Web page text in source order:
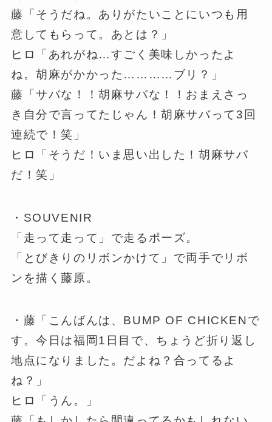
藤「そうだね。ありがたいことにいつも用
意してもらって。あとは？」
ヒロ「あれがね…すごく美味しかったよ
ね。胡麻がかかった…………ブリ？」
藤「サバな！！胡麻サバな！！おまえさっ
き自分で言ってたじゃん！胡麻サバって3回
連続で！笑」
ヒロ「そうだ！いま思い出した！胡麻サバ
だ！笑」
・SOUVENIR
「走って走って」で走るポーズ。
「とびきりのリボンかけて」で両手でリボ
ンを描く藤原。
・藤「こんばんは、BUMP OF CHICKENで
す。今日は福岡1日目で、ちょうど折り返し
地点になりました。だよね？合ってるよ
ね？」
ヒロ「うん。」